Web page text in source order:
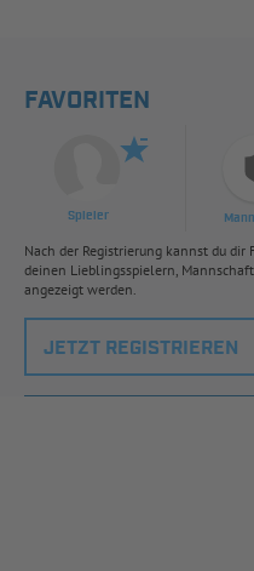
FAVORITEN
Spieler
Nach der Registrierung kannst du dir
deinen Lieblingsspielern,
angezeigt werden.
JETZT REGISTRIEREN